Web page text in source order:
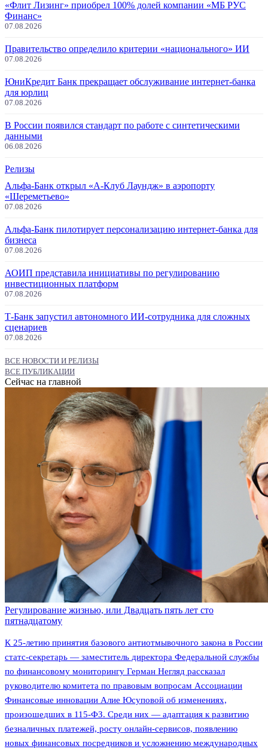
«Флит Лизинг» приобрел 100% долей компании «МБ РУС
Финанс»
07.08.2026
Правительство определило критерии «национального» ИИ
07.08.2026
ЮниКредит Банк прекращает обслуживание интернет-банка
для юрлиц
07.08.2026
В России появился стандарт по работе с синтетическими
данными
06.08.2026
Релизы
Альфа-Банк открыл «А-Клуб Лаундж» в аэропорту
«Шереметьево»
07.08.2026
Альфа-Банк пилотирует персонализацию интернет-банка для
бизнеса
07.08.2026
АОИП представила инициативы по регулированию
инвестиционных платформ
07.08.2026
Т-Банк запустил автономного ИИ-сотрудника для сложных
сценариев
07.08.2026
ВСЕ НОВОСТИ И РЕЛИЗЫ
ВСЕ ПУБЛИКАЦИИ
Сейчас на главной
Регулирование жизнью, или Двадцать пять лет сто
пятнадцатому
К 25-летию принятия базового антиотмывочного закона в России
статс-секретарь — заместитель директора Федеральной службы
по финансовому мониторингу Герман Негляд рассказал
руководителю комитета по правовым вопросам Ассоциации
Финансовые инновации Алие Юсуповой об изменениях,
произошедших в 115-ФЗ. Среди них — адаптация к развитию
безналичных платежей, росту онлайн-сервисов, появлению
новых финансовых посредников и усложнению международных